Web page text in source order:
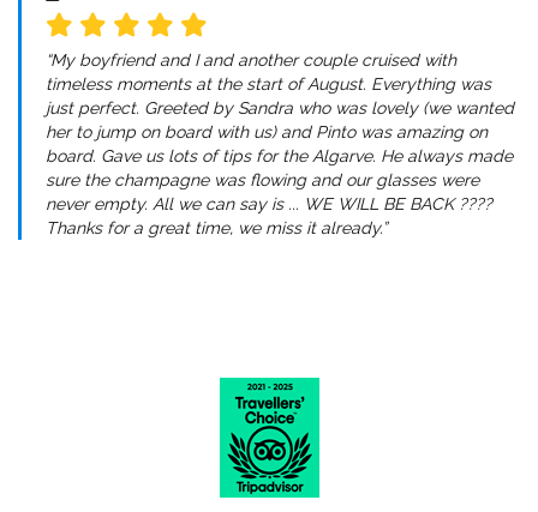
“My boyfriend and I and another couple cruised with
timeless moments at the start of August. Everything was
just perfect. Greeted by Sandra who was lovely (we wanted
her to jump on board with us) and Pinto was amazing on
board. Gave us lots of tips for the Algarve. He always made
sure the champagne was flowing and our glasses were
never empty. All we can say is ... WE WILL BE BACK ????
Thanks for a great time, we miss it already.”